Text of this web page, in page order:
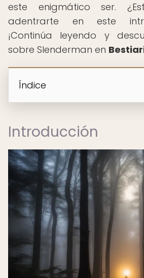
este enigmático ser.
adentrarte en este
¡Continúa leyendo y
sobre Slenderman en
Índice
Introducción